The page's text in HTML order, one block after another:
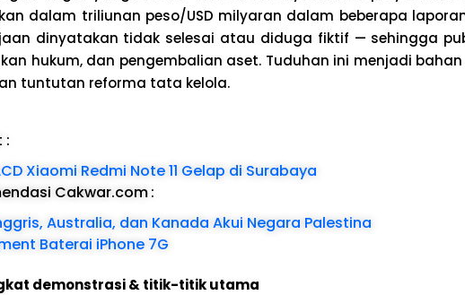
dalam triliunan peso/USD milyaran dalam beberapa
dinyatakan tidak selesai atau diduga fiktif — sehingga
hukum, dan pengembalian aset. Tuduhan ini menjadi
tuntutan reforma tata kelola.
:
Xiaomi Redmi Note 11 Gelap di Surabaya
Cakwar.com:
Australia, dan Kanada Akui Negara Palestina
Baterai iPhone 7G
demonstrasi & titik-titik utama